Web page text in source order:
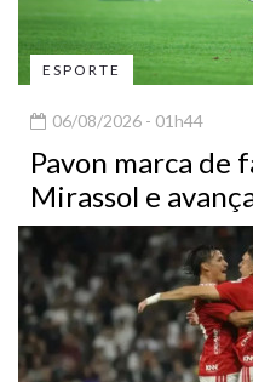
ESPORTE
06/08/2026 - 01h44
Pavon marca de
Mirassol e